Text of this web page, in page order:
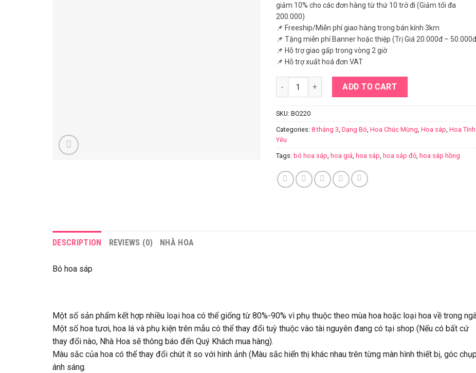
giảm 10% cho các đơn hàng từ thứ 10 trở đi (Giảm tối đa
200.000)
📌 Freeship/Miễn phí giao hàng trong bán kính 3km
📌 Tặng miễn phí Banner hoặc thiệp (Trị Giá 20.000đ –
📌 Hỗ trợ giao gấp trong vòng 2 giờ
📌 Hỗ trợ xuất hoá đơn VAT
Bó hoa sáp quantity ADD TO CART
SKU: BO220
Categories: 8 tháng 3, Dạng Bó, Hoa Chúc Mừng, Hoa sáp, Hoa Tình
Yêu
Tags: bó hoa sáp, hoa giả, hoa sáp, hoa sáp đỏ, hoa sáp hồng
DESCRIPTION REVIEWS (0) NHÀ HOA
Bó hoa sáp
Một số sản phẩm kết hợp nhiều loại hoa có thể giống từ 80%-90% vì phụ thuộc theo mùa hoa hoặc loại hoa về trong
Một số hoa tươi, hoa lá và phụ kiện trên mẫu có thể thay đổi tuỳ thuộc vào tài nguyên đang có tại shop (Nếu có bất cứ
thay đổi nào, Nhà Hoa sẽ thông báo đến Quý Khách mua hàng).
Màu sắc của hoa có thể thay đổi chút ít so với hình ảnh (Màu sắc hiển thị khác nhau trên từng màn hình thiết bị, góc
ánh sáng.